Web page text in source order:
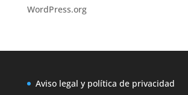
WordPress.org
Aviso legal y política de privacidad